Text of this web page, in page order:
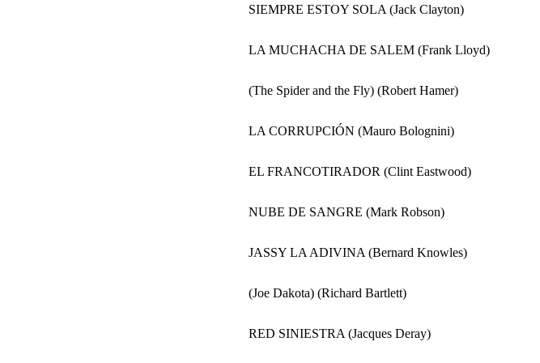
SIEMPRE ESTOY SOLA (Jack Clayton)
LA MUCHACHA DE SALEM (Frank Lloyd)
(The Spider and the Fly) (Robert Hamer)
LA CORRUPCIÓN (Mauro Bolognini)
EL FRANCOTIRADOR (Clint Eastwood)
NUBE DE SANGRE (Mark Robson)
JASSY LA ADIVINA (Bernard Knowles)
(Joe Dakota) (Richard Bartlett)
RED SINIESTRA (Jacques Deray)